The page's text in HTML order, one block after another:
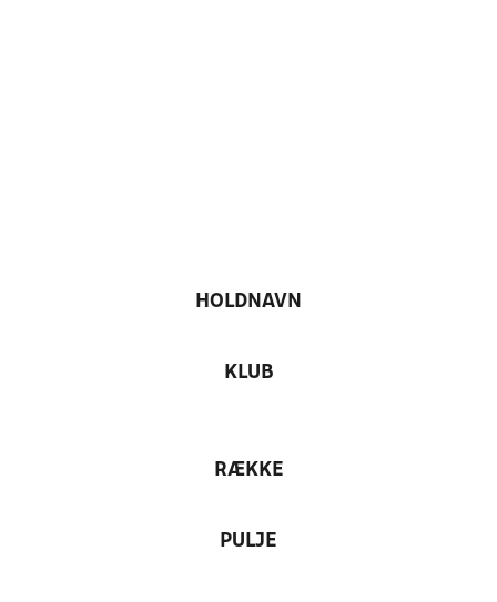
HOLDNAVN
KLUB
RÆKKE
PULJE